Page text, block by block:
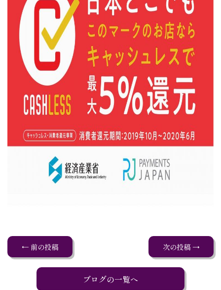
← 前の投稿 次の投稿 →
ブログの一覧へ